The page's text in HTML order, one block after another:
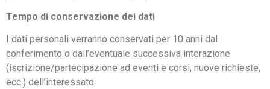
Tempo di conservazione dei dati
I dati personali verranno conservati per 10 anni dal
conferimento o dall’eventuale successiva interazione
(iscrizione/partecipazione ad eventi e corsi, nuove richieste,
ecc.) dell’interessato.